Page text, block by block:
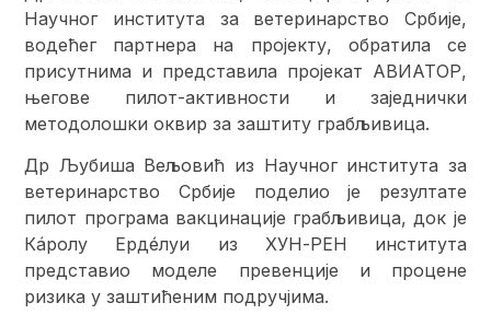
Научног института за ветеринарство Србије,
водећег партнера на пројекту, обратила се
присутнима и представила пројекат АВИАТОР,
његове пилот-активности и заједнички
методолошки оквир за заштиту грабљивица.
Др Љубиша Вељовић из Научног института за
ветеринарство Србије поделио је резултате
пилот програма вакцинације грабљивица, док је
Кáролy Ердéлyи из ХУН-РЕН института
представио моделе превенције и процене
ризика у заштићеним подручјима.